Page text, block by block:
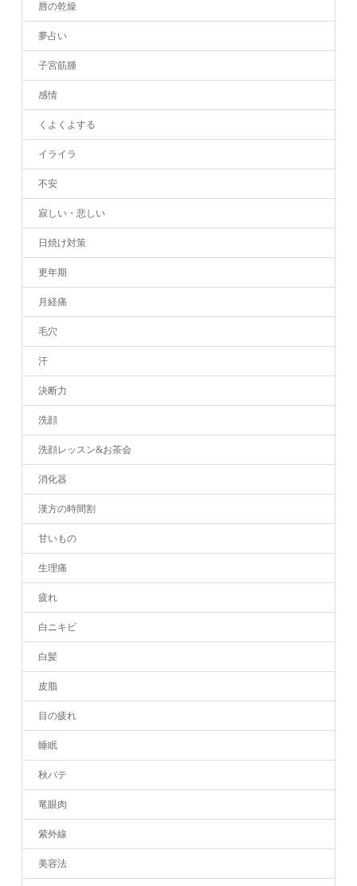
唇の乾燥
夢占い
子宮筋腫
感情
くよくよする
イライラ
不安
寂しい・悲しい
日焼け対策
更年期
月経痛
毛穴
汗
決断力
洗顔
洗顔レッスン&お茶会
消化器
漢方の時間割
甘いもの
生理痛
疲れ
白ニキビ
白髪
皮脂
目の疲れ
睡眠
秋バテ
竜眼肉
紫外線
美容法